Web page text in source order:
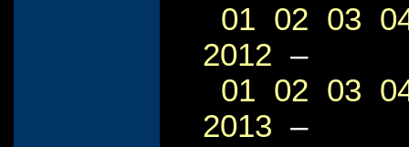
01 02 03
2012 –
01 02 03
2013 –